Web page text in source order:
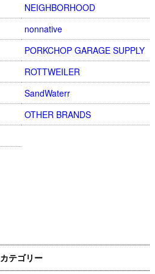
NEIGHBORHOOD
nonnative
PORKCHOP GARAGE SUPPLY
ROTTWEILER
SandWaterr
OTHER BRANDS
カテゴリー